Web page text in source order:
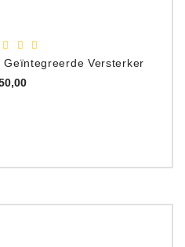
Geïntegreerde Versterker
Prijs